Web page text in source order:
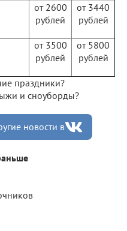
от 2600
рублей
от 3440
рублей
от 3500
рублей
от 5800
рублей
праздники?
и сноуборды?
новости в